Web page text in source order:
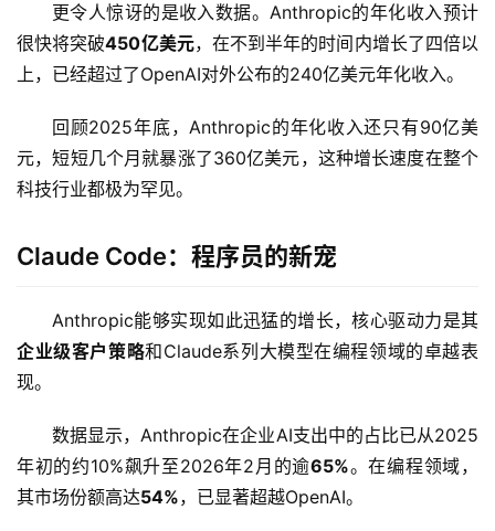
A
报
更令人惊讶的是收入数据。Anthropic的年化收入预计
很快将突破450亿美元，在不到半年的时间内增长了四倍以
上，已经超过了OpenAI对外公布的240亿美元年化收入。
回顾2025年底，Anthropic的年化收入还只有90亿美
元，短短几个月就暴涨了360亿美元，这种增长速度在整个
科技行业都极为罕见。
Claude Code：程序员的新宠
Anthropic能够实现如此迅猛的增长，核心驱动力是其
企业级客户策略和Claude系列大模型在编程领域的卓越表
现。
数据显示，Anthropic在企业AI支出中的占比已从2025
年初的约10%飙升至2026年2月的逾65%。在编程领域，
其市场份额高达54%，已显著超越OpenAI。